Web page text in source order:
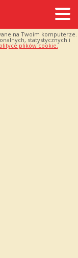
na Twoim komputerze.
statystycznych i
plików cookie.